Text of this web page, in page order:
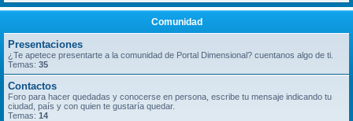
Comunidad
Presentaciones
¿Te apetece presentarte a la comunidad de Portal Dimensional? cuentanos algo de ti.
Temas: 35
Contactos
Foro para hacer quedadas y conocerse en persona, escribe tu mensaje indicando tu
ciudad, país y con quien te gustaría quedar.
Temas: 14